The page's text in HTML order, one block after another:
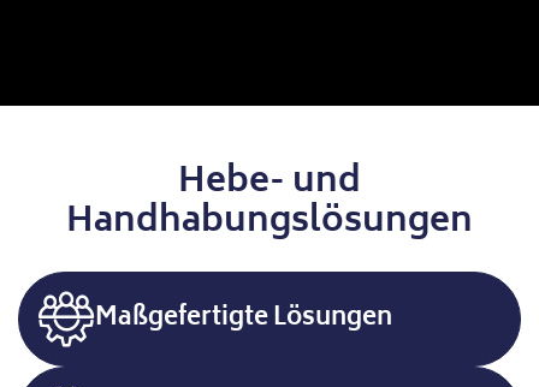
Hebe- und
Handhabungslösungen
Maßgefertigte Lösungen